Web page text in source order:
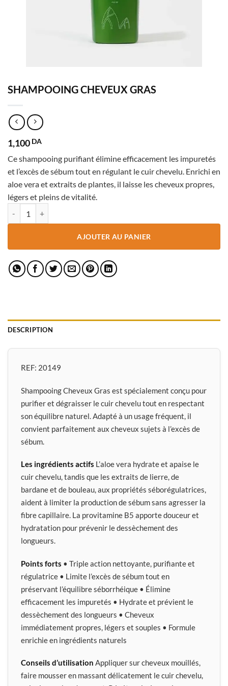
SHAMPOOING CHEVEUX GRAS
1,100 DA
Ce shampooing purifiant élimine efficacement les impuretés
et l’excès de sébum tout en régulant le cuir chevelu. Enrichi en
aloe vera et extraits de plantes, il laisse les cheveux propres,
légers et pleins de vitalité.
AJOUTER AU PANIER
DESCRIPTION
REF: 20149
Shampooing Cheveux Gras est spécialement conçu pour
purifier et dégraisser le cuir chevelu tout en respectant
son équilibre naturel. Adapté à un usage fréquent, il
convient parfaitement aux cheveux sujets à l’excès de
sébum.
Les ingrédients actifs L’aloe vera hydrate et apaise le
cuir chevelu, tandis que les extraits de lierre, de
bardane et de bouleau, aux propriétés séborégulatrices,
aident à limiter la production de sébum sans agresser la
fibre capillaire. La provitamine B5 apporte douceur et
hydratation pour prévenir le dessèchement des
longueurs.
Points forts • Triple action nettoyante, purifiante et
régulatrice • Limite l’excès de sébum tout en
préservant l’équilibre séborrhéique • Élimine
efficacement les impuretés • Hydrate et prévient le
dessèchement des longueurs • Cheveux
immédiatement propres, légers et souples • Formule
enrichie en ingrédients naturels
Conseils d’utilisation Appliquer sur cheveux mouillés,
faire mousser en massant délicatement le cuir chevelu,